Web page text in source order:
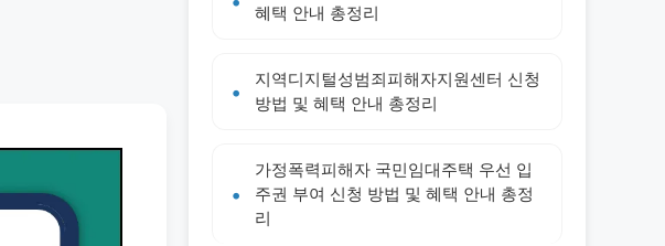
혜택 안내 총정리
지역디지털성범죄피해자지원센터 신청
방법 및 혜택 안내 총정리
가정폭력피해자 국민임대주택 우선 입
주권 부여 신청 방법 및 혜택 안내 총정
리